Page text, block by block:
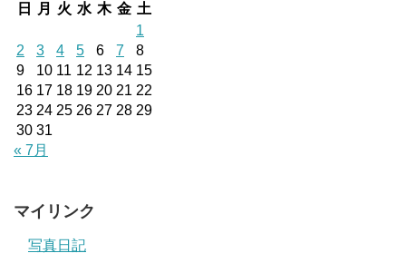
日
月 火 水 木 金 土
1
2
3 4 5 6 7
8
9
10 11 12 13 14 15
16 17 18 19 20 21 22
23 24 25 26 27 28 29
30 31
« 7月
マイリンク
写真日記